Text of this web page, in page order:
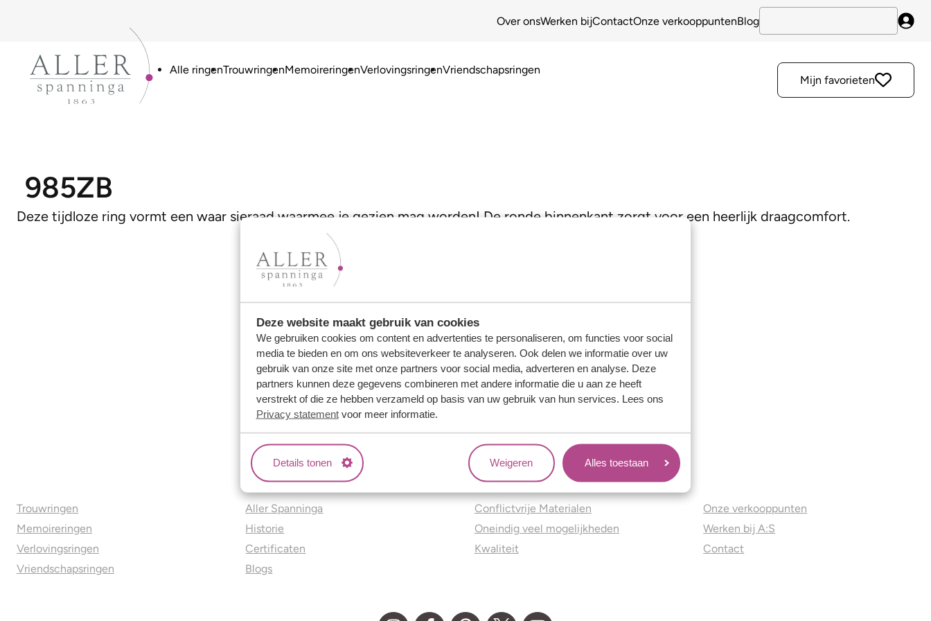
Deze website maakt gebruik van cookies
We gebruiken cookies om content en advertenties te personaliseren, om functies voor social
media te bieden en om ons websiteverkeer te analyseren. Ook delen we informatie over uw
gebruik van onze site met onze partners voor social media, adverteren en analyse. Deze
partners kunnen deze gegevens combineren met andere informatie die u aan ze heeft
verstrekt of die ze hebben verzameld op basis van uw gebruik van hun services. Lees ons
Privacy statementvoor meer informatie.
Details tonen Weigeren Alles toestaan
Over onsWerken bijContactOnze verkooppuntenBlog
Alle ringenTrouwringenMemoireringenVerlovingsringenVriendschapsringen
Mijn favorieten
985ZB
Deze tijdloze ring vormt een waar sieraad waarmee je gezien mag worden! De ronde binnenkant zorgt voor een heerlijk draagcomfort.
Trouwringen
Memoireringen
Verlovingsringen
Vriendschapsringen
Over ons
Aller Spanninga
Historie
Certificaten
Blogs
Jouw voordelen
Conflictvrije Materialen
Oneindig veel mogelijkheden
Kwaliteit
Onze verkooppunten
Werken bij A:S
Contact